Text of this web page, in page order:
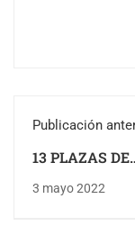
Publicación
13 PLAZAS DE
POLICIA
3 mayo 2022